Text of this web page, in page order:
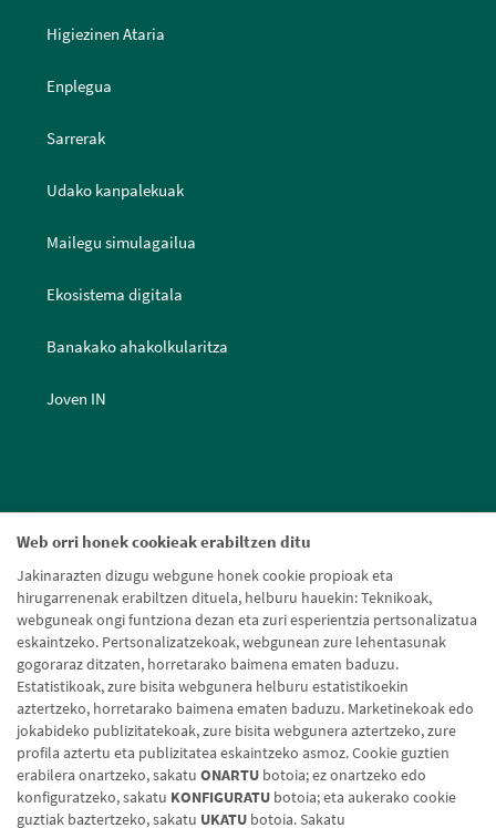
Web orri honek cookieak erabiltzen ditu
Jakinarazten dizugu webgune honek cookie propioak eta
hirugarrenenak erabiltzen dituela, helburu hauekin: Teknikoak,
webguneak ongi funtziona dezan eta zuri esperientzia pertsonalizatua
eskaintzeko. Pertsonalizatzekoak, webgunean zure lehentasunak
gogoraraz ditzaten, horretarako baimena ematen baduzu.
Estatistikoak, zure bisita webgunera helburu estatistikoekin
aztertzeko, horretarako baimena ematen baduzu. Marketinekoak edo
jokabideko publizitatekoak, zure bisita webgunera aztertzeko, zure
profila aztertu eta publizitatea eskaintzeko asmoz. Cookie guztien
erabilera onartzeko, sakatu ONARTU botoia; ez onartzeko edo
konfiguratzeko, sakatu KONFIGURATU botoia; eta aukerako cookie
guztiak baztertzeko, sakatu UKATU botoia. Sakatu
Higiezinen Ataria
Enplegua
Sarrerak
Udako kanpalekuak
Mailegu simulagailua
Ekosistema digitala
Banakako ahakolkularitza
Joven IN